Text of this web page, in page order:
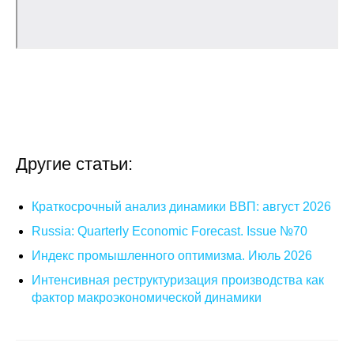
Обучение
Нормативные документы
Диссертационный совет
Другие статьи:
Краткосрочный анализ динамики ВВП: август 2026
Russia: Quarterly Economic Forecast. Issue №70
Индекс промышленного оптимизма. Июль 2026
Интенсивная реструктуризация производства как
фактор макроэкономической динамики